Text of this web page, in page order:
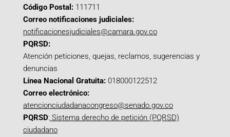
Código Postal: 111711
Correo notificaciones judiciales:
notificacionesjudiciales@camara.gov.co
PQRSD:
Atención peticiones, quejas, reclamos, sugerencias y
denuncias
Línea Nacional Gratuita: 018000122512
Correo electrónico:
atencionciudadanacongreso@senado.gov.co
PQRSD: Sistema derecho de petición (PQRSD)
ciudadano